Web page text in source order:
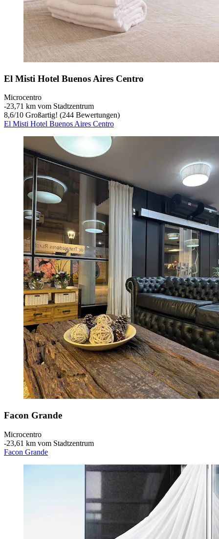
El Misti Hotel Buenos Aires Centro
Microcentro
‐23,71 km vom Stadtzentrum
8,6/10 Großartig! (244 Bewertungen)
El Misti Hotel Buenos Aires Centro
Facon Grande
Microcentro
‐23,61 km vom Stadtzentrum
Facon Grande